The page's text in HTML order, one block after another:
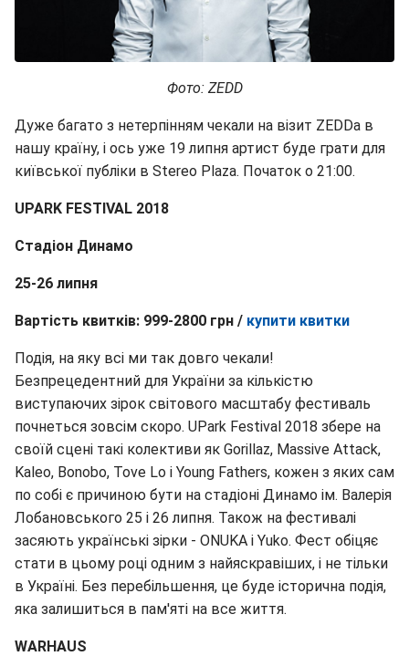
Фото: ZEDD
Дуже багато з нетерпінням чекали на візит ZEDDа в
нашу країну, і ось уже 19 липня артист буде грати для
київської публіки в Stereo Plaza. Початок о 21:00.
UPARK FESTIVAL 2018
Стадіон Динамо
25-26 липня
Вартість квитків: 999-2800 грн / купити квитки
Подія, на яку всі ми так довго чекали!
Безпрецедентний для України за кількістю
виступаючих зірок світового масштабу фестиваль
почнеться зовсім скоро. UPark Festival 2018 збере на
своїй сцені такі колективи як Gorillaz, Massive Attack,
Kaleo, Bonobo, Tove Lo і Young Fathers, кожен з яких сам
по собі є причиною бути на стадіоні Динамо ім. Валерія
Лобановського 25 і 26 липня. Також на фестивалі
засяють українські зірки - ONUKA і Yukо. Фест обіцяє
стати в цьому році одним з найяскравіших, і не тільки
в Україні. Без перебільшення, це буде історична подія,
яка залишиться в пам'яті на все життя.
WARHAUS